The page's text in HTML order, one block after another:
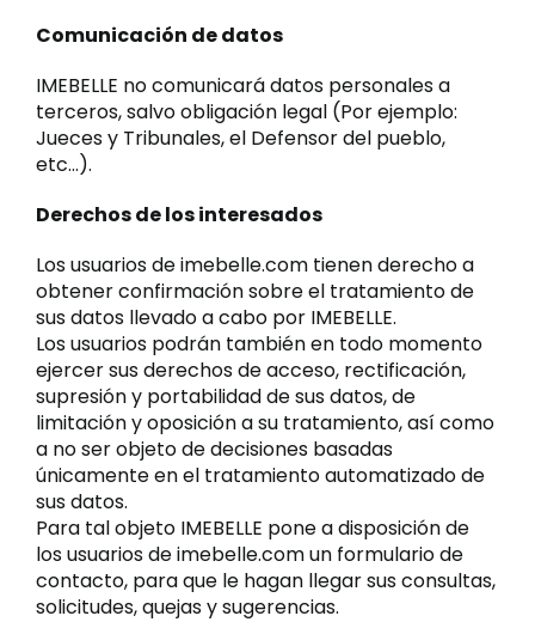
Comunicación de datos
IMEBELLE no comunicará datos personales a
terceros, salvo obligación legal (Por ejemplo:
Jueces y Tribunales, el Defensor del pueblo,
etc…).
Derechos de los interesados
Los usuarios de imebelle.com tienen derecho a
obtener confirmación sobre el tratamiento de
sus datos llevado a cabo por IMEBELLE.
Los usuarios podrán también en todo momento
ejercer sus derechos de acceso, rectificación,
supresión y portabilidad de sus datos, de
limitación y oposición a su tratamiento, así como
a no ser objeto de decisiones basadas
únicamente en el tratamiento automatizado de
sus datos.
Para tal objeto IMEBELLE pone a disposición de
los usuarios de imebelle.com un formulario de
contacto, para que le hagan llegar sus consultas,
solicitudes, quejas y sugerencias.